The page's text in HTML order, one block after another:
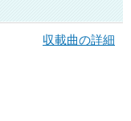
収載曲の詳細